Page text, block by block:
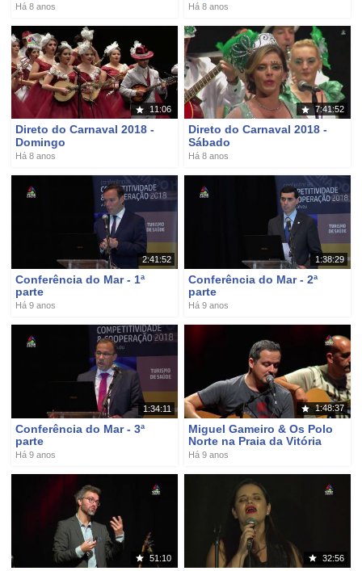
Há 8 anos Há 8 anos
11:06
Direto do Carnaval 2018 -
Domingo
Há 8 anos
7:41:52
Direto do Carnaval 2018 -
Sábado
Há 8 anos
2:41:52
Conferência do Mar - 1ª
parte
Há 9 anos
1:38:29
Conferência do Mar - 2ª
parte
Há 9 anos
1:34:11
Conferência do Mar - 3ª
parte
Há 9 anos
1:48:37
Miguel Gameiro & Os Polo
Norte na Praia da Vitória
Há 9 anos
51:10 32:56